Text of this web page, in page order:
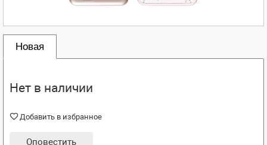
Новая
Нет в наличии
Добавить в избранное
Оповестить